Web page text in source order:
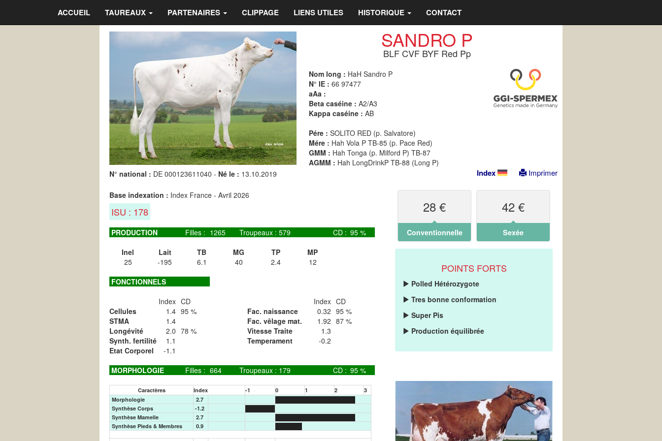
ACCUEIL TAUREAUX PARTENAIRES CLIPPAGE LIENS UTILES HISTORIQUE CONTACT
SANDRO P
BLF CVF BYF Red Pp
Nom long : HaH Sandro P
N° IE : 66 97477
aAa :
Beta caséine : A2/A3
Kappa caséine : AB
Pére : SOLITO RED (p. Salvatore)
Mére : Hah Vola P TB-85 (p. Pace Red)
GMM : Hah Tonga (p. Milford P) TB-87
AGMM : Hah LongDrinkP TB-88 (Long P)
N° national : DE 000123611040 - Né le : 13.10.2019 Index Imprimer
Base indexation : Index France - Avril 2026
ISU : 178
PRODUCTION Filles : 1265 Troupeaux : 579 CD : 95 %
Inel
Lait TB MG TP
MP
25
-195 6.1 40 2.4
12
FONCTIONNELS
Index CD Index CD
Cellules
1.4 95 % Fac. naissance 0.32 95 %
STMA
1.4 Fac. vêlage mat. 1.92 87 %
Longévité
2.0 78 % Vitesse Traite
1.3
Synth. fertilité
1.1 Temperament
-0.2
Etat Corporel
-1.1
MORPHOLOGIE
Filles : 664 Troupeaux : 179 CD : 95 %
Caractères Index -1 0 1 2
3
Morphologie
2.7
Synthèse Corps
-1.2
Synthèse Mamelle
2.7
Synthèse Pieds & Membres
0.9
28 €
Conventionnelle
42 €
Sexée
POINTS FORTS
Polled Hétérozygote
Tres bonne conformation
Super Pis
Production équilibrée